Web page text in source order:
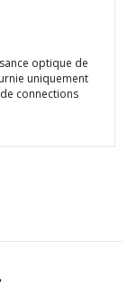
optique de
uniquement
connections